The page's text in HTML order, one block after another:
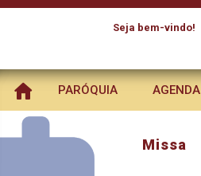
Seja bem-vindo!
PARÓQUIA AGENDA
Missa